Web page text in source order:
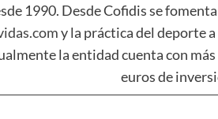
1990. Desde Cofidis se
y la práctica del deporte
la entidad cuenta con
euros de